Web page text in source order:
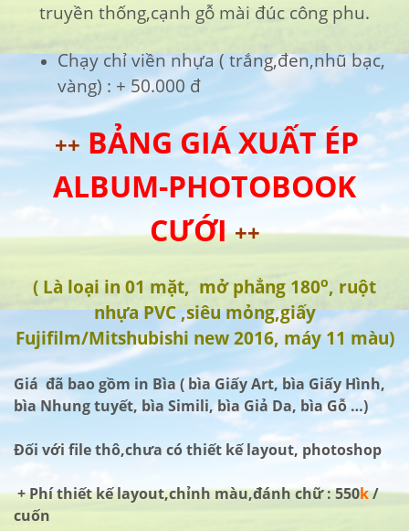
truyền thống,cạnh gỗ mài đúc công phu.
Chạy chỉ viền nhựa ( trắng,đen,nhũ bạc,
vàng) : + 50.000 đ
++ BẢNG GIÁ XUẤT ÉP
ALBUM-PHOTOBOOK
CƯỚI++
( Là loại in 01 mặt, mở phẳng 180o, ruột
nhựa PVC ,siêu mỏng,giấy
Fujifilm/Mitshubishi new 2016, máy 11 màu)
Giá đã bao gồm in Bìa ( bìa Giấy Art, bìa Giấy Hình,
bìa Nhung tuyết, bìa Simili, bìa Giả Da, bìa Gỗ …)
Đối với file thô,chưa có thiết kế layout, photoshop
+ Phí thiết kế layout,chỉnh màu,đánh chữ : 550k/
cuốn